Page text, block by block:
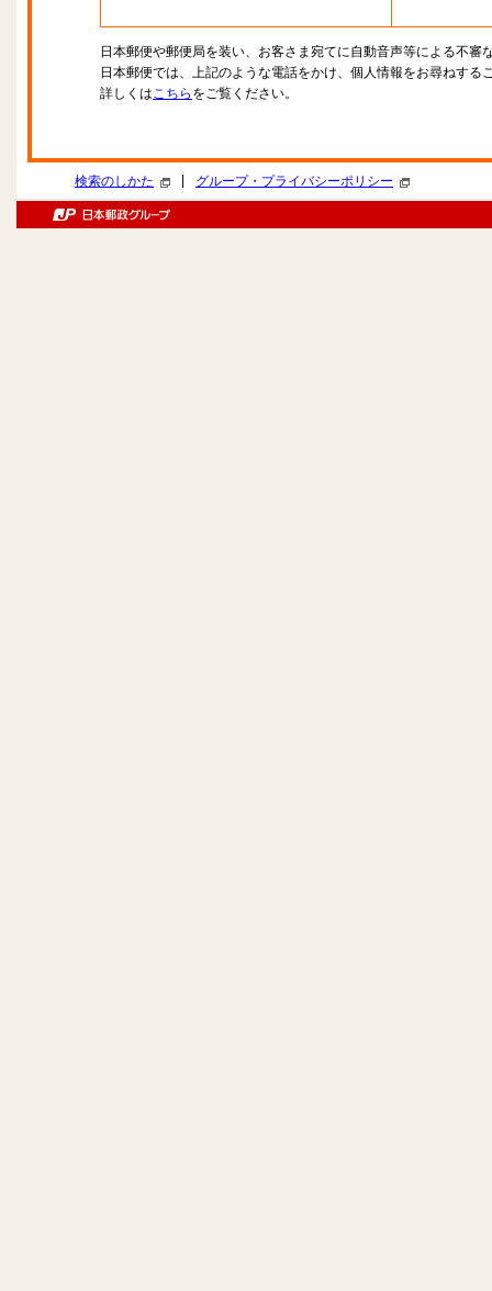
日本郵便や郵便局を装い、お客さま宛てに自動音声等による不審
日本郵便では、上記のような電話をかけ、個人情報をお尋ねする
詳しくはこちら をご覧ください。
検索のしかた グループ・プライバシーポリシー